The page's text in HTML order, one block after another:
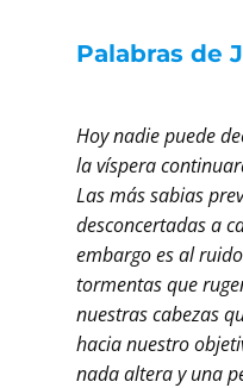
Palabras de
Hoy nadie puede
la víspera
Las más sabias
desconcertadas a
embargo es al
tormentas que
nuestras cabezas
hacia nuestro
nada altera y una